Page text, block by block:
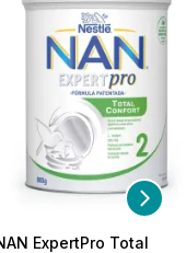
Slovenija, 080 15
ExpertPro Total